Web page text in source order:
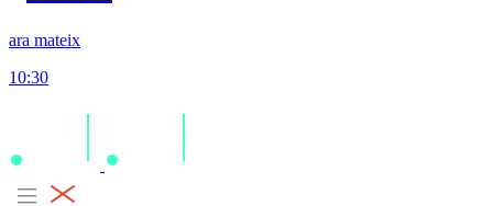
ara mateix
10:30